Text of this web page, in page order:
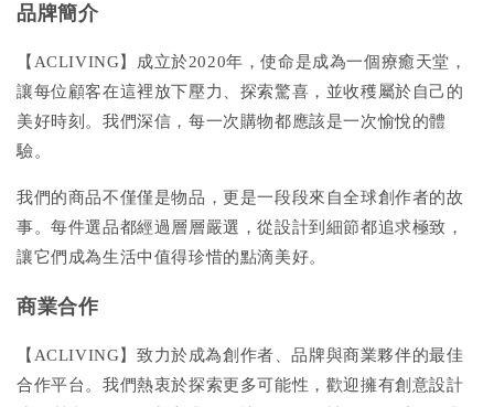
品牌簡介
【ACLIVING】成立於2020年，使命是成為一個療癒天堂，
讓每位顧客在這裡放下壓力、探索驚喜，並收穫屬於自己的
美好時刻。我們深信，每一次購物都應該是一次愉悅的體
驗。
我們的商品不僅僅是物品，更是一段段來自全球創作者的故
事。每件選品都經過層層嚴選，從設計到細節都追求極致，
讓它們成為生活中值得珍惜的點滴美好。
商業合作
【ACLIVING】致力於成為創作者、品牌與商業夥伴的最佳
合作平台。我們熱衷於探索更多可能性，歡迎擁有創意設計